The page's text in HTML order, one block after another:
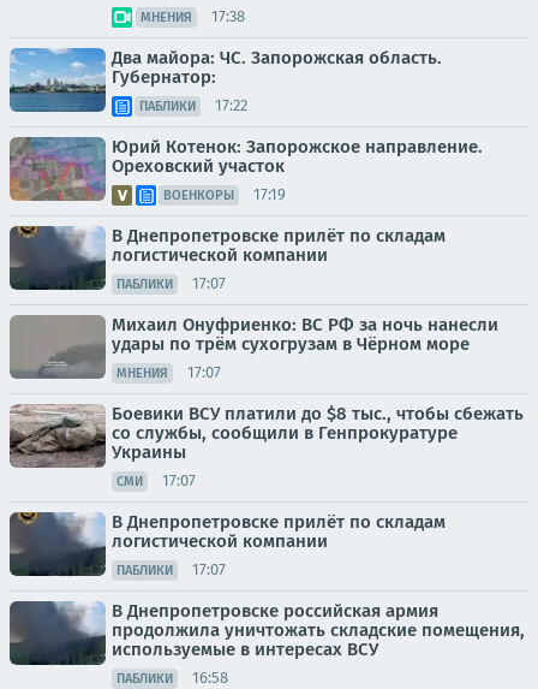
МНЕНИЯ 17:38
Два майора: ЧС. Запорожская область.
Губернатор:
ПАБЛИКИ 17:22
Юрий Котенок: Запорожское направление.
Ореховский участок
ВОЕНКОРЫ 17:19
В Днепропетровске прилёт по складам
логистической компании
ПАБЛИКИ 17:07
Михаил Онуфриенко: ВС РФ за ночь нанесли
удары по трём сухогрузам в Чёрном море
МНЕНИЯ 17:07
Боевики ВСУ платили до $8 тыс., чтобы сбежать
со службы, сообщили в Генпрокуратуре
Украины
СМИ 17:07
В Днепропетровске прилёт по складам
логистической компании
ПАБЛИКИ 17:07
В Днепропетровске российская армия
продолжила уничтожать складские помещения,
используемые в интересах ВСУ
ПАБЛИКИ 16:58